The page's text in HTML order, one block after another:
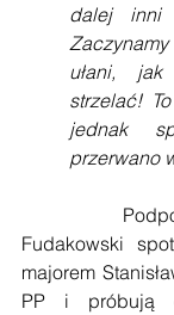
dalej inni
ułani,
strzelać!
jednak
przerwano
Fudakowski
majorem
PP i próbują